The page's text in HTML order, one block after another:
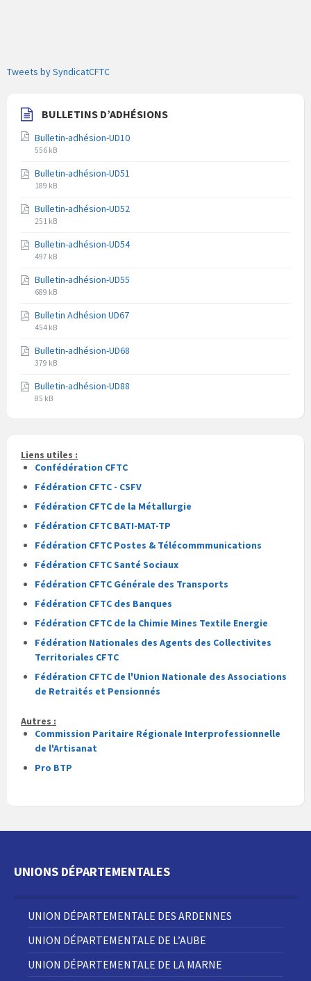
Tweets by SyndicatCFTC
BULLETINS D’ADHÉSIONS
Bulletin-adhésion-UD10
Extension
fichier
pdf
Taille
fichier
556 kB
Bulletin-adhésion-UD51
Extension
fichier
pdf
Taille
fichier
189 kB
Bulletin-adhésion-UD52
Extension
fichier
pdf
Taille
fichier
251 kB
Bulletin-adhésion-UD54
Extension
fichier
pdf
Taille
fichier
497 kB
Bulletin-adhésion-UD55
Extension
fichier
pdf
Taille
fichier
689 kB
Bulletin Adhésion UD67
Extension
fichier
pdf
Taille
fichier
454 kB
Bulletin-adhésion-UD68
Extension
fichier
pdf
Taille
fichier
379 kB
Bulletin-adhésion-UD88
Extension
fichier
Taille
fichier
85 kB
Liens utiles :
Confédération CFTC
Fédération CFTC - CSFV
Fédération CFTC de la Métallurgie
Fédération CFTC BATI-MAT-TP
Fédération CFTC Postes & Télécommmunications
Fédération CFTC Santé Sociaux
Fédération CFTC Générale des Transports
Fédération CFTC des Banques
Fédération CFTC de la Chimie Mines Textile Energie
Fédération Nationales des Agents des Collectivites
Territoriales CFTC
Fédération CFTC de l'Union Nationale des Associations
de Retraités et Pensionnés
Autres :
Commission Paritaire Régionale Interprofessionnelle
de l'Artisanat
Pro BTP
UNIONS DÉPARTEMENTALES
UNION DÉPARTEMENTALE DES ARDENNES
UNION DÉPARTEMENTALE DE L’AUBE
UNION DÉPARTEMENTALE DE LA MARNE